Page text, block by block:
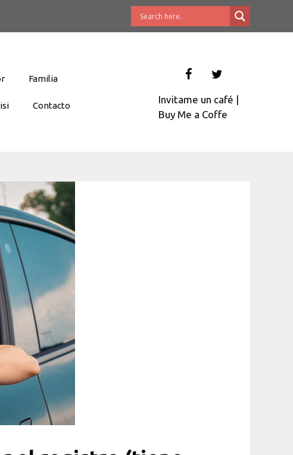
Familia
Contacto
Invitame un café |
Buy Me a Coffe